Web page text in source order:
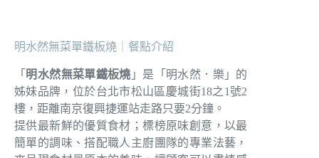
明水然無菜單鐵板燒｜餐點介紹
「 明水然無菜單鐵板燒 」是「明水然．樂」的
姊妹品牌，位於台北市松山區慶城街18之1號2
樓，距離南京復興捷運站走路只要2分鐘。
提供最新鮮的優質食材；標榜原味創意，以最
簡單的調味、搭配職人主廚團隊的專業法藝，